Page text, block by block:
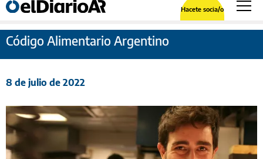
Hacete socia/o
Código Alimentario Argentino
8 de julio de 2022